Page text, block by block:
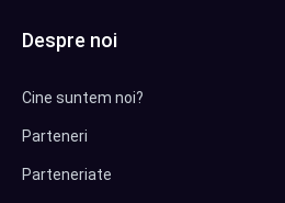
Despre noi
Cine suntem noi?
Parteneri
Parteneriate